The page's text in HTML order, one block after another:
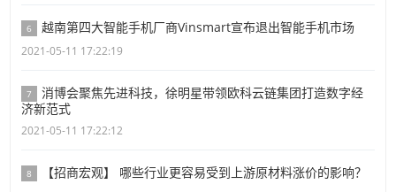
6 越南第四大智能手机厂商Vinsmart宣布退出智能手机市场
2021-05-11 17:22:19
7
消博会聚焦先进科技，徐明星带领欧科云链集团打造数字经
济新范式
2021-05-11 17:22:12
8 【招商宏观】 哪些行业更容易受到上游原材料涨价的影响？